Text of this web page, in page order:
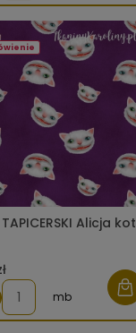
TAPICERSKI Alicja kot
mb